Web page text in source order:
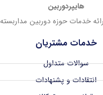
هایپردوربین
خدمات حوزه دوربین مداربسته
خدمات مشتریان
سوالات متداول
انتقادات و پشنهادات